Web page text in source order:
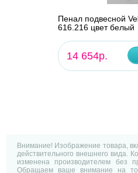
Пенал подвесной
616.216 цвет белый
14 654р.
Внимание! Изображение товара,
действительного внешнего вида.
изменена производителем без
Обращаем ваше внимание на